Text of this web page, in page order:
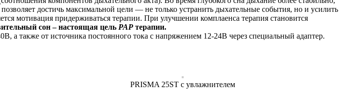
достичь максимальной цели — не только устранить дыхательные события, но и усилить
мотивация придерживаться терапии. При улучшении комплаенса терапия становится
сон – настоящая цель PAP терапии.
а также от источника постоянного тока с напряжением 12-24В через специальный адаптер.
PRISMA 25ST с увлажнителем